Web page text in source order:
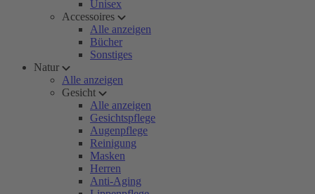
Unisex
Accessoires
Alle anzeigen
Bücher
Sonstiges
Natur
Alle anzeigen
Gesicht
Alle anzeigen
Gesichtspflege
Augenpflege
Reinigung
Masken
Herren
Anti-Aging